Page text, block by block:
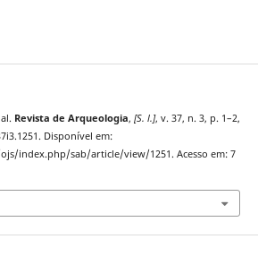
Revista de Arqueologia, [S. l.], v. 37, n. 3, p. 1–2,
Disponível em:
index.php/sab/article/view/1251. Acesso em: 7